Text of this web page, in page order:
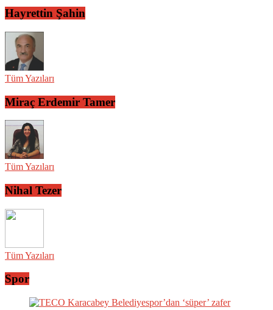
Hayrettin Şahin
Tüm Yazıları
Miraç Erdemir Tamer
Tüm Yazıları
Nihal Tezer
Tüm Yazıları
Spor